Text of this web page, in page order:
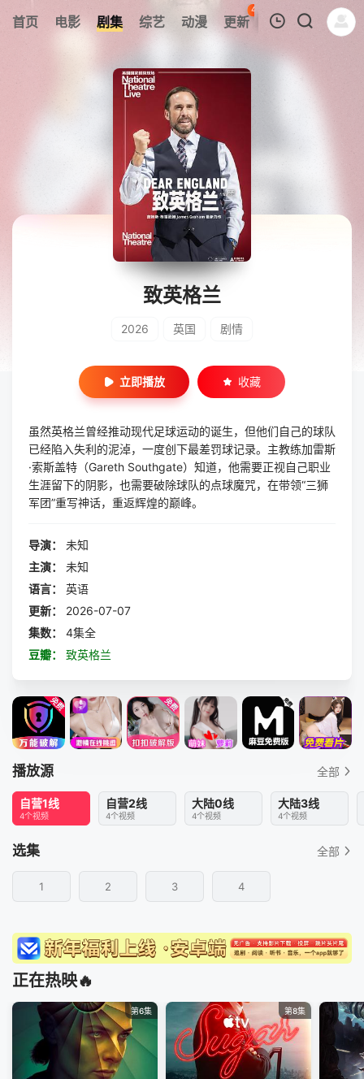
首页 电影 剧集 综艺 动漫 更新
43
热榜 APP
我的观影记录
暂无观看影片的记录
致英格兰
2026 英国 剧情
立即播放 收藏
虽然英格兰曾经推动现代足球运动的诞生，但他们自己的球队
已经陷入失利的泥淖，一度创下最差罚球记录。主教练加雷斯
·索斯盖特（Gareth Southgate）知道，他需要正视自己职业
生涯留下的阴影，也需要破除球队的点球魔咒，在带领“三狮
军团”重写神话，重返辉煌的巅峰。
导演：
未知
主演：
未知
语言：
英语
更新：
2026-07-07
集数：
4集全
豆瓣：
致英格兰
播放源 全部
自营1线
4个视频
自营2线
4个视频
大陆0线
4个视频
大陆3线
4个视频
选集 全部
1 2 3 4
正在热映🔥
第6集 第8集